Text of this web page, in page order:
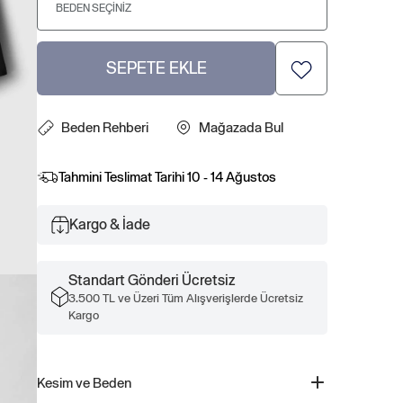
BEDEN SEÇINIZ
SEPETE EKLE
Beden Rehberi Mağazada Bul
Tahmini Teslimat Tarihi10 - 14 Ağustos
Kargo & İade
Standart Gönderi Ücretsiz
3.500 TL ve Üzeri Tüm Alışverişlerde Ücretsiz
Kargo
Kesim ve Beden